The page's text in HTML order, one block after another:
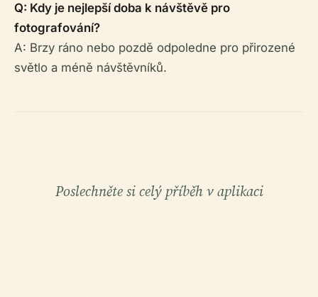
Q: Kdy je nejlepší doba k návštěvě pro
fotografování?
A: Brzy ráno nebo pozdě odpoledne pro přirozené
světlo a méně návštěvníků.
Poslechněte si celý příběh v aplikaci